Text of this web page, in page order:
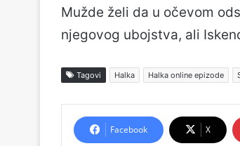
Mužde želi da u očevom
njegovog ubojstva, ali
Tagovi Halka Halka online epizode
Facebook X